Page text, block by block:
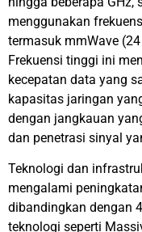
menggunakan
termasuk mmWave
Frekuensi tinggi ini
kecepatan data yang
kapasitas jaringan
dengan jangkauan
dan penetrasi sinyal
Teknologi dan
mengalami
dibandingkan dengan
teknologi seperti